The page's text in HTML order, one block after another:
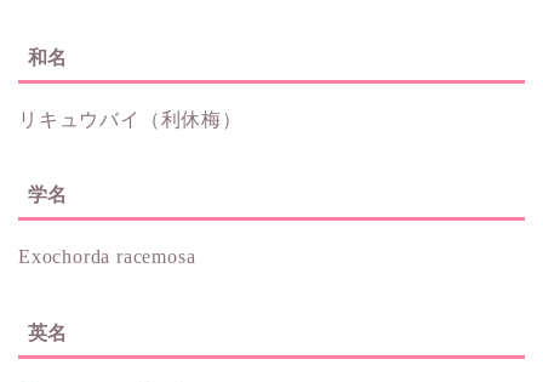
和名
リキュウバイ（利休梅）
学名
Exochorda racemosa
英名